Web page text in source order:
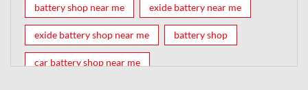
battery shop near me exide battery near me
exide battery shop near me battery shop
car battery shop near me